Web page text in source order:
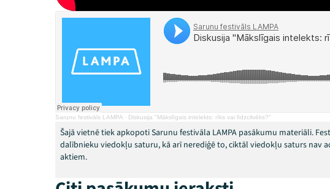
Sarunu festivāls LAMPA · Diskusija "Mākslīgais intelekts: rīks vai līdzcilvēks?"
Šajā vietnē tiek apkopoti Sarunu festivāla LAMPA pasākumu materiāli.
dalībnieku viedokļu saturu, kā arī nerediģē to, ciktāl viedokļu saturs nav
aktiem.